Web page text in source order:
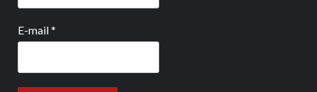
E-mail*